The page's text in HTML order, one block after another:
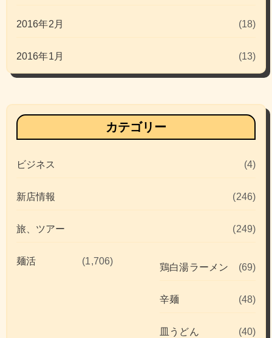
2016年2月 (18)
2016年1月 (13)
カテゴリー
ビジネス (4)
新店情報 (246)
旅、ツアー (249)
麺活 (1,706)
鶏白湯ラーメン (69)
辛麺 (48)
皿うどん (40)